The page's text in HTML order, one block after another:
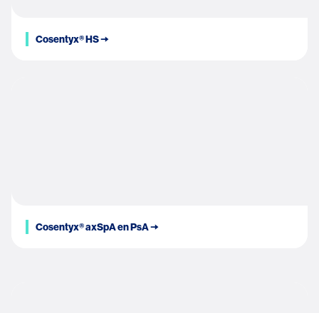
Cosentyx® HS 🠆
Cosentyx® axSpA en PsA 🠆